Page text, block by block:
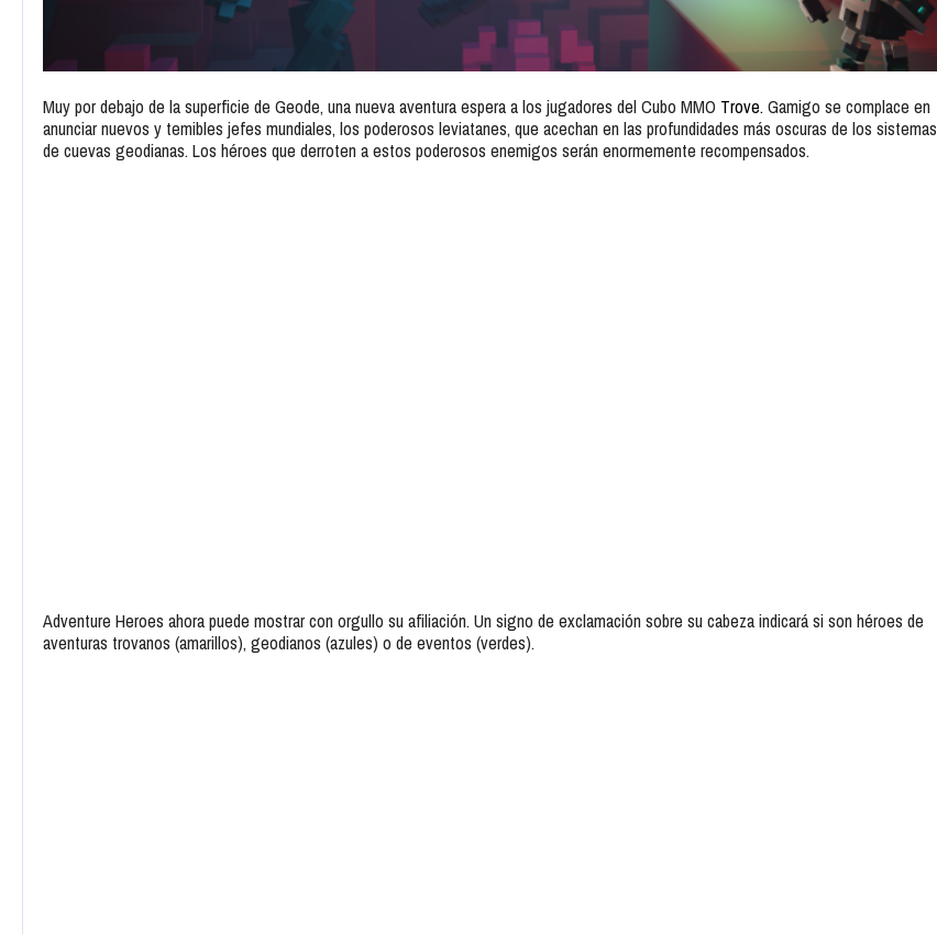
Muy por debajo de la superficie de Geode, una nueva aventura espera a los jugadores del Cubo MMO Trove.Gamigo se complace en
anunciar nuevos y temibles jefes mundiales, los poderosos leviatanes, que acechan en las profundidades más oscuras de los sistemas
de cuevas geodianas. Los héroes que derroten a estos poderosos enemigos serán enormemente recompensados.
Adventure Heroes ahora puede mostrar con orgullo su afiliación. Un signo de exclamación sobre su cabeza indicará si son héroes de
aventuras trovanos (amarillos), geodianos (azules) o de eventos (verdes).